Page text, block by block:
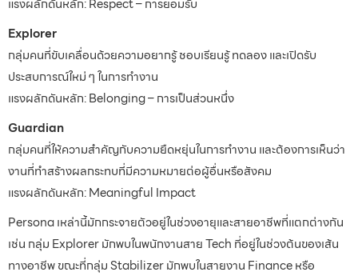
Explorer
กลุ่มคนที่ขับเคลื่อนด้วยความอยากรู้ ชอบเรียนรู้ ทดลอง และเปิดรับ
ประสบการณ์ใหม่ ๆ ในการทำงาน
แรงผลักดันหลัก: Belonging – การเป็นส่วนหนึ่ง
Guardian
กลุ่มคนที่ให้ความสำคัญกับความยืดหยุ่นในการทำงาน และต้องการเห็นว่า
งานที่ทำสร้างผลกระทบที่มีความหมายต่อผู้อื่นหรือสังคม
แรงผลักดันหลัก: Meaningful Impact
Persona เหล่านี้มักกระจายตัวอยู่ในช่วงอายุและสายอาชีพที่แตกต่างกัน
เช่น กลุ่ม Explorer มักพบในพนักงานสาย Tech ที่อยู่ในช่วงต้นของเส้น
ทางอาชีพ ขณะที่กลุ่ม Stabilizer มักพบในสายงาน Finance หรือ